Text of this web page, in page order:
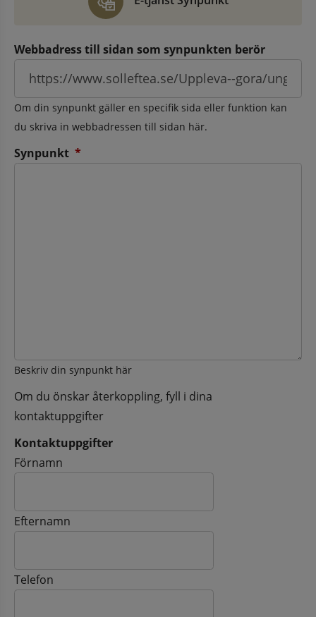
Webbadress till sidan som synpunkten berör
Om din synpunkt gäller en specifik sida eller funktion kan
du skriva in webbadressen till sidan här.
Synpunkt *
Beskriv din synpunkt här
Om du önskar återkoppling, fyll i dina
kontaktuppgifter
Kontaktuppgifter
Kontaktuppgifter
Förnamn
Efternamn
Telefon